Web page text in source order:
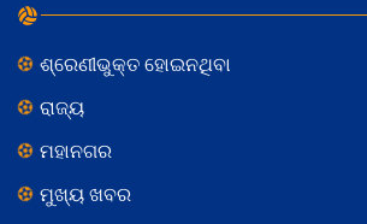
ଶ୍ରେଣୀଭୁକ୍ତ ହୋଇନଥିବା
ରାଜ୍ୟ
ମହାନଗର
ମୁଖ୍ୟ ଖବର